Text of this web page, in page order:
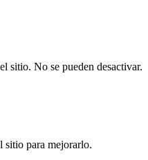
sitio. No se pueden desactivar.
sitio para mejorarlo.